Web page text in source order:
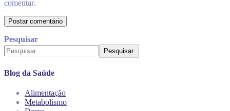
comentar.
Pesquisar
Pesquisar
Blog da Saúde
Alimentação
Metabolismo